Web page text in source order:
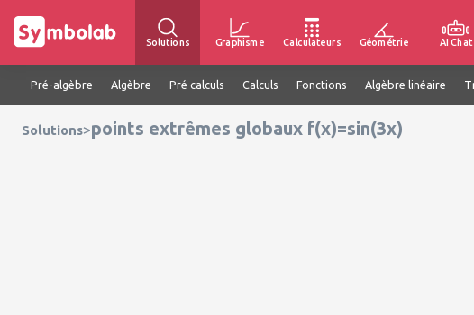
Solutions Graphisme Calculateurs Géométrie AI Chat
Pré-algèbre Algèbre Pré calculs Calculs Fonctions Algèbre linéaire
Solutions>points extrêmes globaux f(x)=sin(3x)